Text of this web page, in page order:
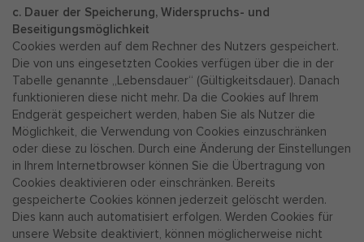
c. Dauer der Speicherung, Widerspruchs- und
Beseitigungsmöglichkeit
Cookies werden auf dem Rechner des Nutzers gespeichert.
Die von uns eingesetzten Cookies verfügen über die in der
Tabelle genannte „Lebensdauer“ (Gültigkeitsdauer). Danach
funktionieren diese nicht mehr. Da die Cookies auf Ihrem
Endgerät gespeichert werden, haben Sie als Nutzer die
Möglichkeit, die Verwendung von Cookies einzuschränken
oder diese zu löschen. Durch eine Änderung der Einstellungen
in Ihrem Internetbrowser können Sie die Übertragung von
Cookies deaktivieren oder einschränken. Bereits
gespeicherte Cookies können jederzeit gelöscht werden.
Dies kann auch automatisiert erfolgen. Werden Cookies für
unsere Website deaktiviert, können möglicherweise nicht